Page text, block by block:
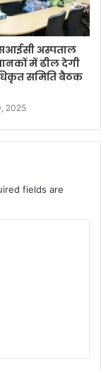
अस्पताल
में ढील देगी
समिति बैठक
2025
fields are